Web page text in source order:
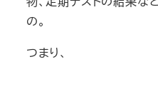
の。
つまり、